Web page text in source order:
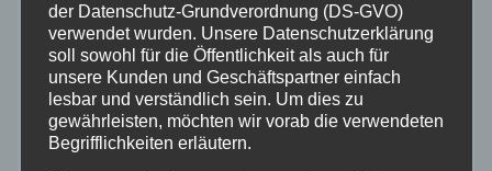
Bundespolizei
Feuerwehr
Hilfsorganisationen
der Datenschutz-Grundverordnung (DS-GVO)
verwendet wurden. Unsere Datenschutzerklärung
soll sowohl für die Öffentlichkeit als auch für
unsere Kunden und Geschäftspartner einfach
lesbar und verständlich sein. Um dies zu
gewährleisten, möchten wir vorab die verwendeten
Begrifflichkeiten erläutern.